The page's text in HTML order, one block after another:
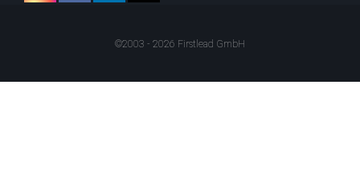
©2003 - 2026 Firstlead GmbH